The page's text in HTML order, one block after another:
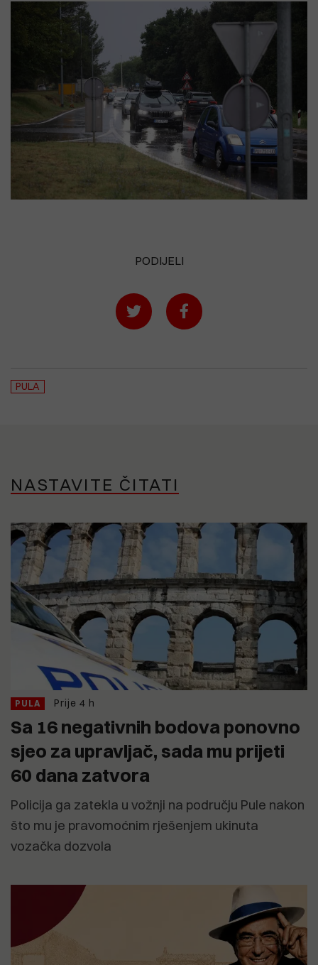
PODIJELI
PULA
NASTAVITE ČITATI
PULA Prije 4 h
Sa 16 negativnih bodova ponovno
sjeo za upravljač, sada mu prijeti
60 dana zatvora
Policija ga zatekla u vožnji na području Pule nakon
što mu je pravomoćnim rješenjem ukinuta
vozačka dozvola